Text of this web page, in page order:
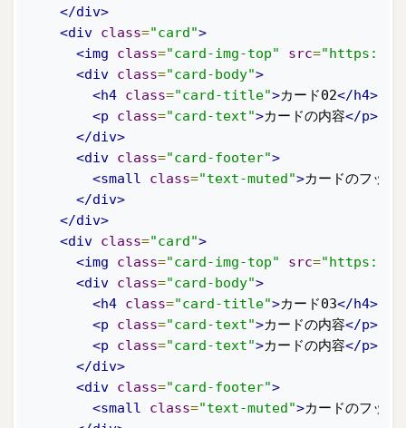
</div>
<div class="card">
<img
class="card-img-top" src="https://
<div class="card-body">
<h4 class="card-title">カード02</h4>
<p
class="card-text">カードの内容</p>
</div>
<div class="card-footer">
<small
class="text-muted">カードのフッタ
</div>
</div>
<div class="card">
<img
class="card-img-top" src="https://
<div class="card-body">
<h4 class="card-title">カード03</h4>
<p
class="card-text">カードの内容</p>
<p
class="card-text">カードの内容</p>
</div>
<div class="card-footer">
<small
class="text-muted">カードのフッタ